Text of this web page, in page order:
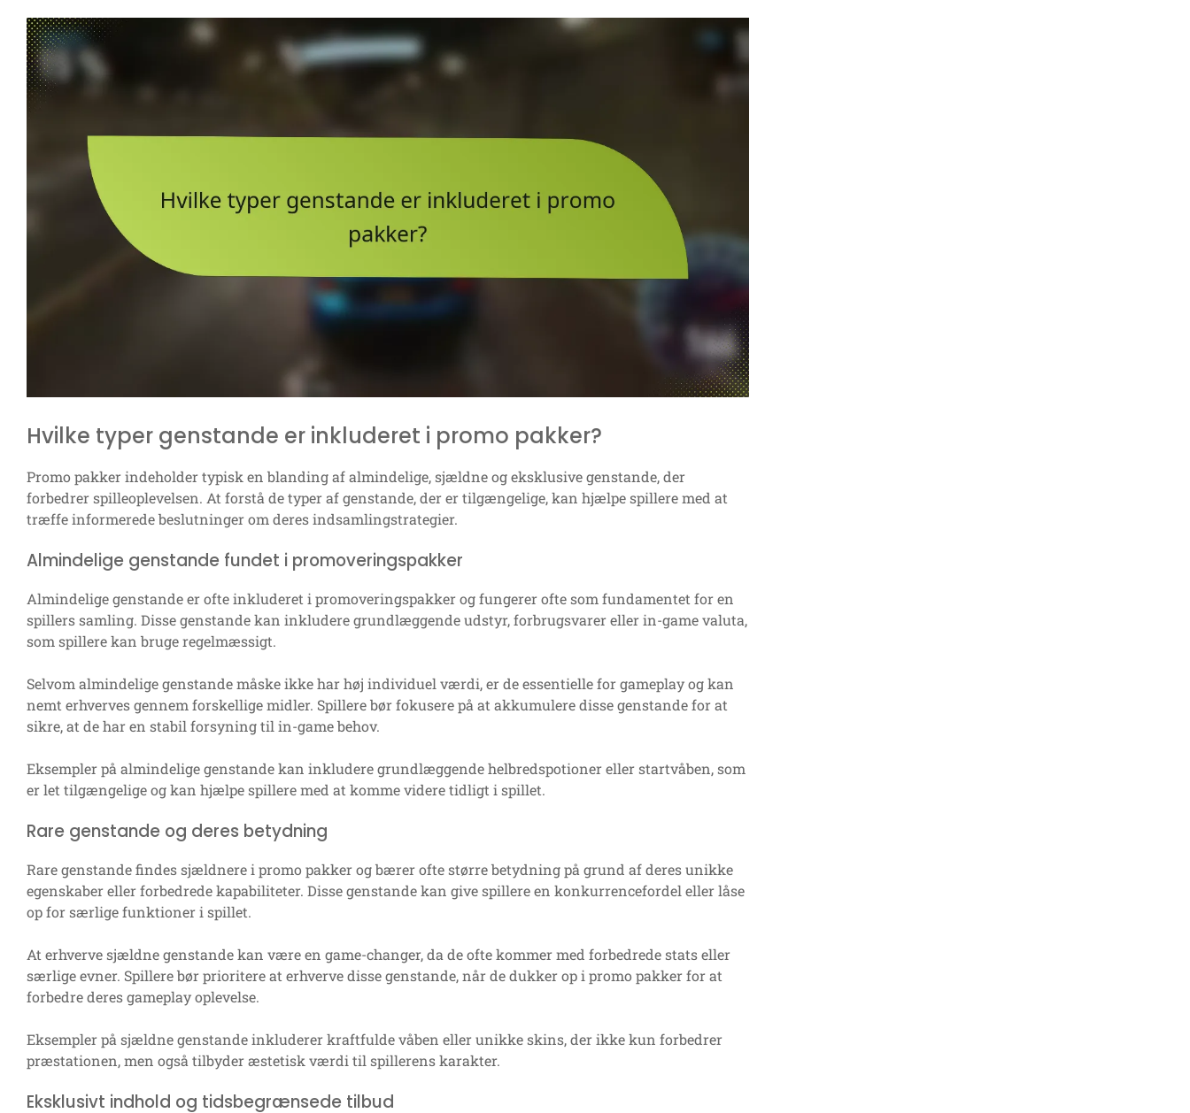
Hvilke typer genstande er inkluderet i promo pakker?
Promo pakker indeholder typisk en blanding af almindelige, sjældne og eksklusive genstande, der
forbedrer spilleoplevelsen. At forstå de typer af genstande, der er tilgængelige, kan hjælpe spillere med at
træffe informerede beslutninger om deres indsamlingstrategier.
Almindelige genstande fundet i promoveringspakker
Almindelige genstande er ofte inkluderet i promoveringspakker og fungerer ofte som fundamentet for en
spillers samling. Disse genstande kan inkludere grundlæggende udstyr, forbrugsvarer eller in-game valuta,
som spillere kan bruge regelmæssigt.
Selvom almindelige genstande måske ikke har høj individuel værdi, er de essentielle for gameplay og kan
nemt erhverves gennem forskellige midler. Spillere bør fokusere på at akkumulere disse genstande for at
sikre, at de har en stabil forsyning til in-game behov.
Eksempler på almindelige genstande kan inkludere grundlæggende helbredspotioner eller startvåben, som
er let tilgængelige og kan hjælpe spillere med at komme videre tidligt i spillet.
Rare genstande og deres betydning
Rare genstande findes sjældnere i promo pakker og bærer ofte større betydning på grund af deres unikke
egenskaber eller forbedrede kapabiliteter. Disse genstande kan give spillere en konkurrencefordel eller låse
op for særlige funktioner i spillet.
At erhverve sjældne genstande kan være en game-changer, da de ofte kommer med forbedrede stats eller
særlige evner. Spillere bør prioritere at erhverve disse genstande, når de dukker op i promo pakker for at
forbedre deres gameplay oplevelse.
Eksempler på sjældne genstande inkluderer kraftfulde våben eller unikke skins, der ikke kun forbedrer
præstationen, men også tilbyder æstetisk værdi til spillerens karakter.
Eksklusivt indhold og tidsbegrænsede tilbud